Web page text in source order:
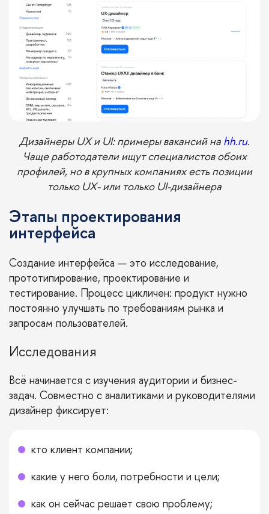
Дизайнеры UX и UI: примеры вакансий на hh.ru.
Чаще работодатели ищут специалистов обоих
профилей, но в крупных компаниях есть позиции
только UX- или только UI-дизайнера
Этапы проектирования
интерфейса
Создание интерфейса — это исследование,
прототипирование, проектирование и
тестирование. Процесс цикличен: продукт нужно
постоянно улучшать по требованиям рынка и
запросам пользователей.
Исследования
Всё начинается с изучения аудитории и бизнес-
задач. Совместно с аналитиками и руководителями
дизайнер фиксирует:
кто клиент компании;
какие у него боли, потребности и цели;
как он сейчас решает свою проблему;